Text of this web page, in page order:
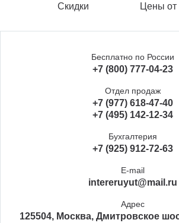
Скидки Цены от
Бесплатно по России
+7 (800) 777-04-23
Отдел продаж
+7 (977) 618-47-40
+7 (495) 142-12-34
Бухгалтерия
+7 (925) 912-72-63
E-mail
intereruyut@mail.ru
Адрес
125504, Москва, Дмитровское